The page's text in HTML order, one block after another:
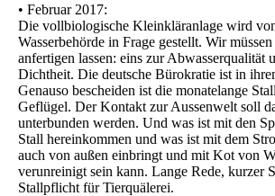
• Februar 2017:
Die vollbiologische Kleinkläranlage wird
Wasserbehörde in Frage gestellt. Wir
anfertigen lassen: eins zur Abwasserqualität
Dichtheit. Die deutsche Bürokratie ist in
Genauso bescheiden ist die monatelange
Geflügel. Der Kontakt zur Aussenwelt soll
unterbunden werden. Und was ist mit den
Stall hereinkommen und was ist mit dem
auch von außen einbringt und mit Kot von
verunreinigt sein kann. Lange Rede, kurzer
Stallpflicht für Tierquälerei.